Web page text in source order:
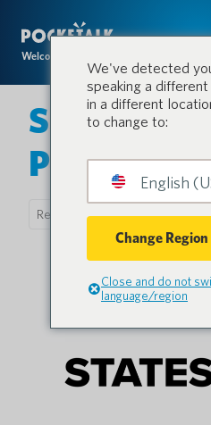
Welcome to the conversation.
Salle de
Pocketalk
We've detected
speaking a
in a different
to change to:
English
Change Region
Close and do not
language/region